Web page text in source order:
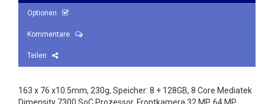
Optionen
Kommentare
Teilen
163 x 76 x10.5mm, 230g, Speicher: 8 + 128GB, 8 Core Mediatek